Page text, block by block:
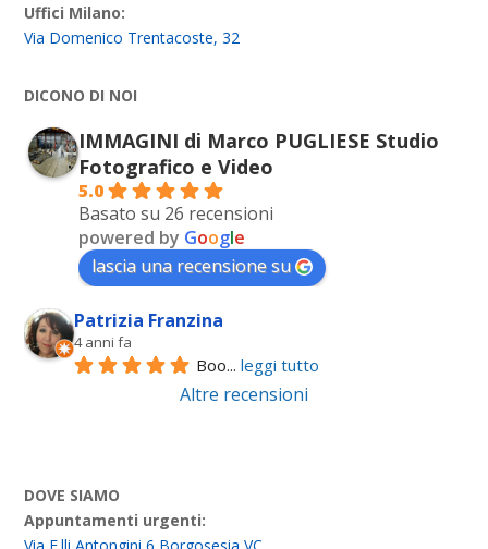
Uffici Milano:
Via Domenico Trentacoste, 32
DICONO DI NOI
IMMAGINI di Marco PUGLIESE Studio
Fotografico e Video
5.0
Basato su 26 recensioni
powered by Google
lascia una recensione su
Patrizia Franzina
4 anni fa
Boo... leggi tutto
Altre recensioni
DOVE SIAMO
Appuntamenti urgenti: